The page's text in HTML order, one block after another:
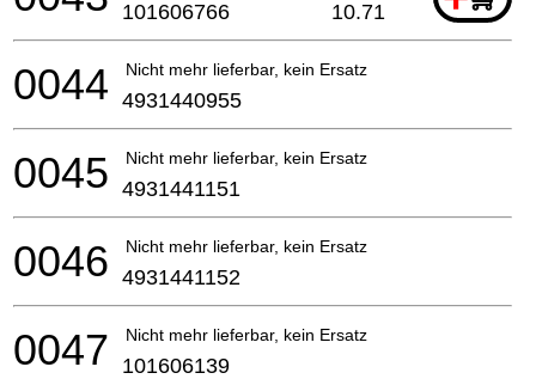
101606766 10.71
Nicht mehr lieferbar, kein Ersatz
0044 4931440955
Nicht mehr lieferbar, kein Ersatz
0045 4931441151
Nicht mehr lieferbar, kein Ersatz
0046 4931441152
Nicht mehr lieferbar, kein Ersatz
0047 101606139